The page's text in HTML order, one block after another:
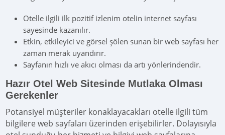
Otelle ilgili ilk pozitif izlenim otelin internet sayfası
sayesinde kazanılır.
Etkin, etkileyici ve görsel şölen sunan bir web sayfası her
zaman merak uyandırır.
Sayfanın hızlı ve akıcı olması da artı yönlerindendir.
Hazır Otel Web Sitesinde Mutlaka Olması
Gerekenler
Potansiyel müşteriler konaklayacakları otelle ilgili tüm
bilgilere web sayfaları üzerinden erişebilirler. Dolayısıyla